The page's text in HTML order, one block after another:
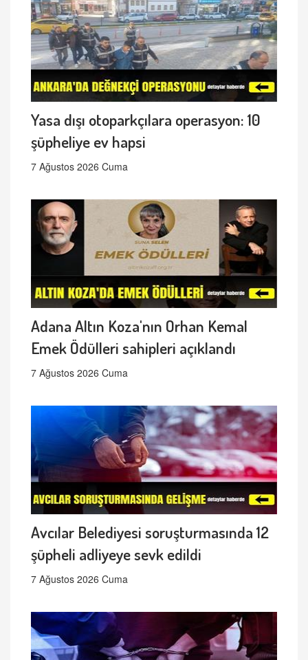
Yasa dışı otoparkçılara operasyon: 10
şüpheliye ev hapsi
7 Ağustos 2026 Cuma
Adana Altın Koza'nın Orhan Kemal
Emek Ödülleri sahipleri açıklandı
7 Ağustos 2026 Cuma
Avcılar Belediyesi soruşturmasında 12
şüpheli adliyeye sevk edildi
7 Ağustos 2026 Cuma